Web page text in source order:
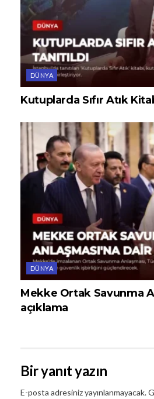
DÜNYA
Kutuplarda Sıfır Atık
DÜNYA
Mekke Ortak Savunma
açıklama
Bir yanıt yazın
E-posta adresiniz yayınlanmayacak.